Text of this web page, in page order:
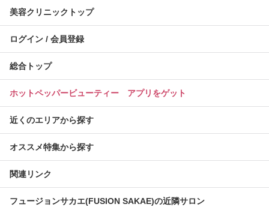
美容クリニックトップ
ログイン / 会員登録
総合トップ
ホットペッパービューティー アプリをゲット
近くのエリアから探す
オススメ特集から探す
関連リンク
フュージョンサカエ(FUSION SAKAE)の近隣サロン